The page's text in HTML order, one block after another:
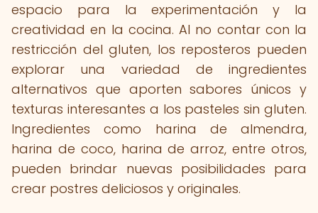
espacio para la experimentación y la
creatividad en la cocina. Al no contar con la
restricción del gluten, los reposteros pueden
explorar una variedad de ingredientes
alternativos que aporten sabores únicos y
texturas interesantes a los pasteles sin gluten.
Ingredientes como harina de almendra,
harina de coco, harina de arroz, entre otros,
pueden brindar nuevas posibilidades para
crear postres deliciosos y originales.